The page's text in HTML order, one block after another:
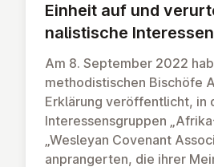
Einheit auf und
na­lis­ti­sche
Am 8. September 2022
methodistischen Bischöfe
Erklärung veröffentlicht, in
Interessensgruppen
„Wesleyan Covenant
anprangerten, die ihrer